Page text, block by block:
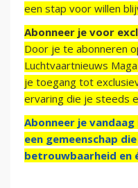
een stap voor willen
Abonneer je voor
Door je te abonneren
Luchtvaartnieuws
je toegang tot
ervaring die je steeds
Abonneer je
een gemeenschap
betrouwbaarheid en